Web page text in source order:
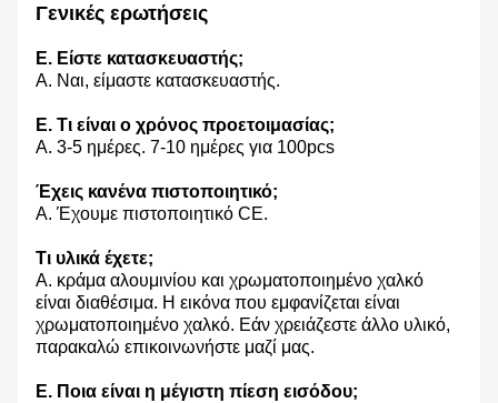
Γενικές ερωτήσεις
Ε. Είστε κατασκευαστής;
Α. Ναι, είμαστε κατασκευαστής.
Ε. Τι είναι ο χρόνος προετοιμασίας;
Α. 3-5 ημέρες. 7-10 ημέρες για 100pcs
Έχεις κανένα πιστοποιητικό;
Α. Έχουμε πιστοποιητικό CE.
Τι υλικά έχετε;
Α. κράμα αλουμινίου και χρωματοποιημένο χαλκό
είναι διαθέσιμα. Η εικόνα που εμφανίζεται είναι
χρωματοποιημένο χαλκό. Εάν χρειάζεστε άλλο υλικό,
παρακαλώ επικοινωνήστε μαζί μας.
Ε. Ποια είναι η μέγιστη πίεση εισόδου;